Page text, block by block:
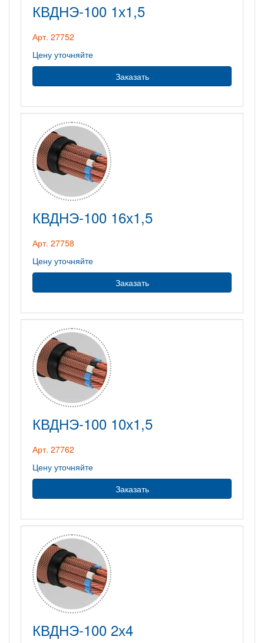
КВДНЭ-100 1х1,5
Арт. 27752
Цену уточняйте
Заказать
КВДНЭ-100 16х1,5
Арт. 27758
Цену уточняйте
Заказать
КВДНЭ-100 10х1,5
Арт. 27762
Цену уточняйте
Заказать
КВДНЭ-100 2х4